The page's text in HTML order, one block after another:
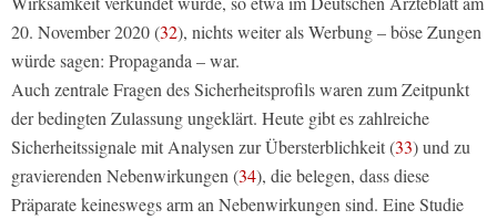
20. November 2020 (32), nichts weiter als Werbung – böse Zungen
würde sagen: Propaganda – war.
Auch zentrale Fragen des Sicherheitsprofils waren zum Zeitpunkt
der bedingten Zulassung ungeklärt. Heute gibt es zahlreiche
Sicherheitssignale mit Analysen zur Übersterblichkeit (33) und zu
gravierenden Nebenwirkungen (34), die belegen, dass diese
Präparate keineswegs arm an Nebenwirkungen sind. Eine Studie